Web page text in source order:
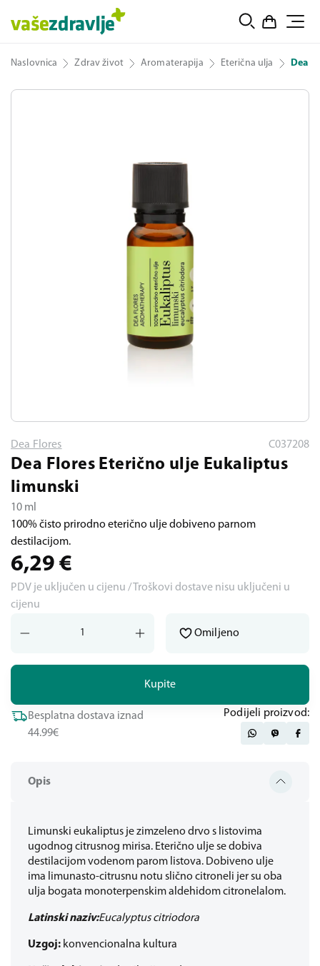
Naslovnica Zdrav život Aromaterapija Eterična ulja Dea
Opis
Limunski eukaliptus je zimzeleno drvo s listovima
ugodnog citrusnog mirisa. Eterično ulje se dobiva
destilacijom vodenom parom listova. Dobiveno ulje
ima limunasto-citrusnu notu slično citroneli jer su oba
ulja bogata monoterpenskim aldehidom citronelalom.
Latinski naziv:Eucalyptus citriodora
Uzgoj: konvencionalna kultura
Dea Flores C037208
Dea Flores Eterično ulje Eukaliptus
limunski
10 ml
100% čisto prirodno eterično ulje dobiveno parnom
destilacijom.
6,29 €
PDV je uključen u cijenu / Troškovi dostave nisu uključeni u
cijenu
Kupite
Omiljeno
Besplatna dostava iznad
44.99€
Podijeli proizvod: